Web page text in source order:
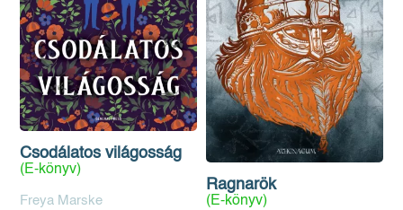
Csodálatos világosság
(E-könyv)
Freya Marske
Ragnarök
(E-könyv)